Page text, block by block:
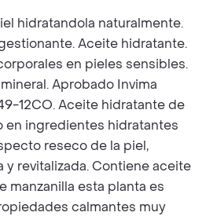
hidratandola naturalmente.
Aceite hidratante.
en pieles sensibles.
Aprobado Invima
12CO. Aceite hidratante de
en ingredientes hidratantes
reseco de la piel,
revitalizada. Contiene aceite
manzanilla esta planta es
calmantes muy